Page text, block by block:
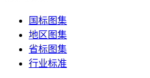
国标图集
地区图集
省标图集
行业标准